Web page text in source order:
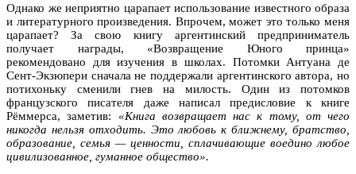
Однако же неприятно царапает использование известного образа
и литературного произведения. Впрочем, может это только меня
царапает? За свою книгу аргентинский предприниматель
получает награды, «Возвращение Юного принца»
рекомендовано для изучения в школах. Потомки Антуана де
Сент-Экзюпери сначала не поддержали аргентинского автора, но
потихоньку сменили гнев на милость. Один из потомков
французского писателя даже написал предисловие к книге
Рёммерса, заметив: «Книга возвращает нас к тому, от чего
никогда нельзя отходить. Это любовь к ближнему, братство,
образование, семья — ценности, сплачивающие воедино любое
цивилизованное, гуманное общество».